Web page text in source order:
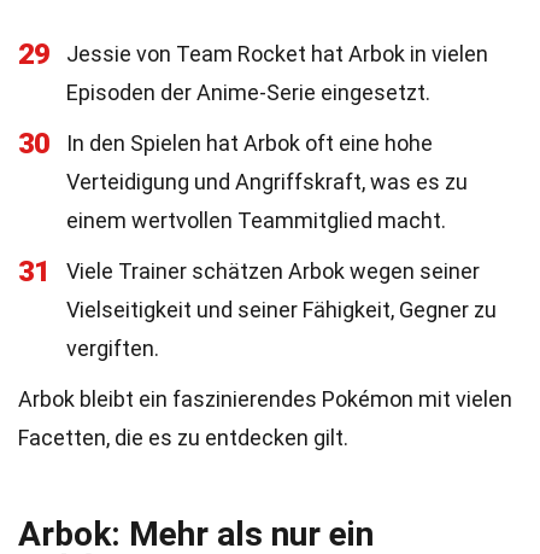
29
Jessie von Team Rocket hat Arbok in vielen
Episoden der Anime-Serie eingesetzt.
30
In den Spielen hat Arbok oft eine hohe
Verteidigung und Angriffskraft, was es zu
einem wertvollen Teammitglied macht.
31
Viele Trainer schätzen Arbok wegen seiner
Vielseitigkeit und seiner Fähigkeit, Gegner zu
vergiften.
Arbok bleibt ein faszinierendes Pokémon mit vielen
Facetten, die es zu entdecken gilt.
Arbok: Mehr als nur ein